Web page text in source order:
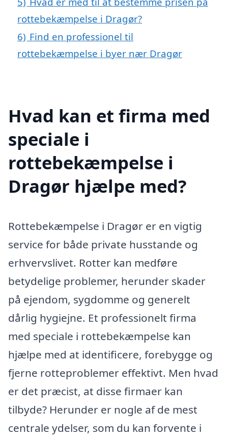
rottebekæmpelse i Dragør?
6) Find en professionel til
rottebekæmpelse i byer nær Dragør
Hvad kan et firma med
speciale i
rottebekæmpelse i
Dragør hjælpe med?
Rottebekæmpelse i Dragør er en vigtig
service for både private husstande og
erhvervslivet. Rotter kan medføre
betydelige problemer, herunder skader
på ejendom, sygdomme og generelt
dårlig hygiejne. Et professionelt firma
med speciale i rottebekæmpelse kan
hjælpe med at identificere, forebygge og
fjerne rotteproblemer effektivt. Men hvad
er det præcist, at disse firmaer kan
tilbyde? Herunder er nogle af de mest
centrale ydelser, som du kan forvente i